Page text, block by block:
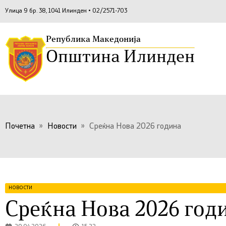
Улица 9 бр. 38, 1041 Илинден • 02/2571-703
Република Македонија
Општина Илинден
Почетна » Новости » Среќна Нова 2026 година
НОВОСТИ
Среќна Нова 2026